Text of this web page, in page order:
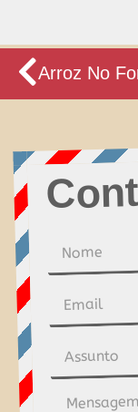
Prev
Nome
Email
Assunto
Mensagem